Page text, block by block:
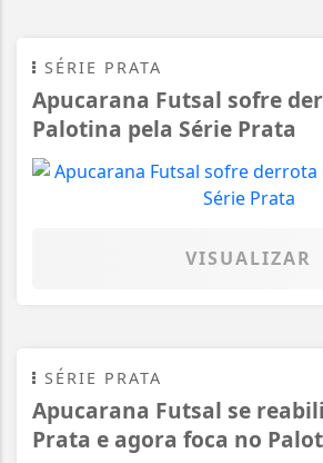
SÉRIE PRATA
Apucarana Futsal sofre
Palotina pela Série Prata
VISUALIZAR
SÉRIE PRATA
Apucarana Futsal se
Prata e agora foca no